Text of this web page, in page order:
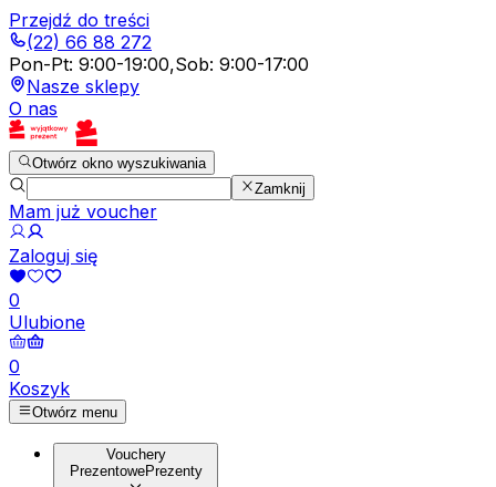
Przejdź do treści
(22) 66 88 272
Pon-Pt: 9:00-19:00,Sob: 9:00-17:00
Nasze sklepy
O nas
Otwórz okno wyszukiwania
Zamknij
Mam już voucher
Zaloguj się
0
Ulubione
0
Koszyk
Otwórz menu
Vouchery
PrezentowePrezenty